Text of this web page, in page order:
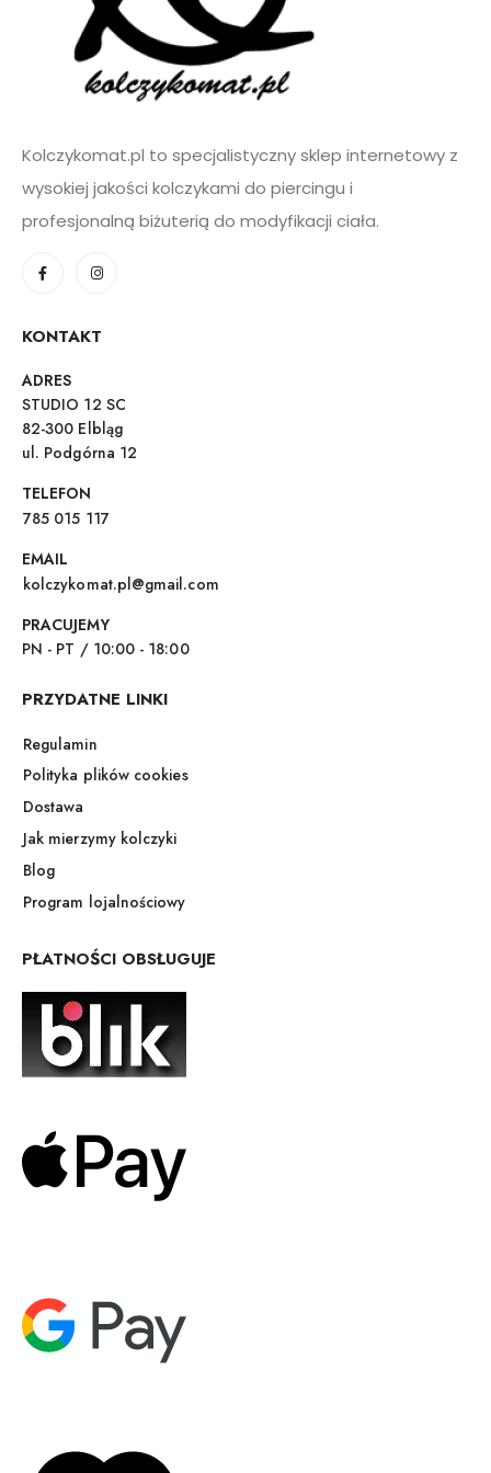
Kolczykomat.pl to specjalistyczny sklep internetowy z
wysokiej jakości kolczykami do piercingu i
profesjonalną biżuterią do modyfikacji ciała.
KONTAKT
ADRES
STUDIO 12 SC
82-300 Elbląg
ul. Podgórna 12
TELEFON
785 015 117
EMAIL
kolczykomat.pl@gmail.com
PRACUJEMY
PN - PT / 10:00 - 18:00
PRZYDATNE LINKI
Regulamin
Polityka plików cookies
Dostawa
Jak mierzymy kolczyki
Blog
Program lojalnościowy
PŁATNOŚCI OBSŁUGUJE